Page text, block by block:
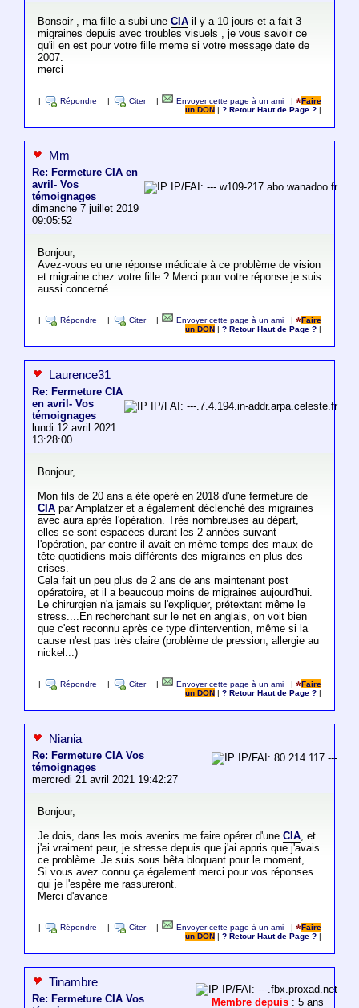
Bonsoir , ma fille a subi une CIAil y a 10 jours et a fait 3
migraines depuis avec troubles visuels , je vous savoir ce
qu'il en est pour votre fille meme si votre message date de
2007.
merci
Répondre Citer Envoyer cette page à un ami |
Faire
un DON
|? Retour Haut de Page ?
Mm
Re: Fermeture CIA en
avril- Vos
témoignages
dimanche 7 juillet 2019
09:05:52
IP/FAI: ---.w109-217.abo.wanadoo.fr
Bonjour,
Avez-vous eu une réponse médicale à ce problème de vision
et migraine chez votre fille ? Merci pour votre réponse je suis
aussi concerné
Répondre Citer Envoyer cette page à un ami |
Faire
un DON
|? Retour Haut de Page ?
Laurence31
Re: Fermeture CIA
en avril- Vos
témoignages
lundi 12 avril 2021
13:28:00
IP/FAI: ---.7.4.194.in-addr.arpa.celeste.fr
Bonjour,
Mon fils de 20 ans a été opéré en 2018 d'une fermeture de
CIApar Amplatzer et a également déclenché des migraines
avec aura après l'opération. Très nombreuses au départ,
elles se sont espacées durant les 2 années suivant
l'opération, par contre il avait en même temps des maux de
tête quotidiens mais différents des migraines en plus des
crises.
Cela fait un peu plus de 2 ans de ans maintenant post
opératoire, et il a beaucoup moins de migraines aujourd'hui.
Le chirurgien n'a jamais su l'expliquer, prétextant même le
stress....En recherchant sur le net en anglais, on voit bien
que c'est reconnu après ce type d'intervention, même si la
cause n'est pas très claire (problème de pression, allergie au
nickel...)
Répondre Citer Envoyer cette page à un ami |
Faire
un DON
|? Retour Haut de Page ?
Niania
Re: Fermeture CIA Vos
témoignages
mercredi 21 avril 2021 19:42:27
IP/FAI: 80.214.117.---
Bonjour,
Je dois, dans les mois avenirs me faire opérer d'une CIA, et
j'ai vraiment peur, je stresse depuis que j'ai appris que j'avais
ce problème. Je suis sous bêta bloquant pour le moment,
Si vous avez connu ça également merci pour vos réponses
qui je l'espère me rassureront.
Merci d'avance
Répondre Citer Envoyer cette page à un ami |
Faire
un DON
|? Retour Haut de Page ?
Tinambre
Re: Fermeture CIA Vos
IP/FAI: ---.fbx.proxad.net
Membre depuis : 5 ans